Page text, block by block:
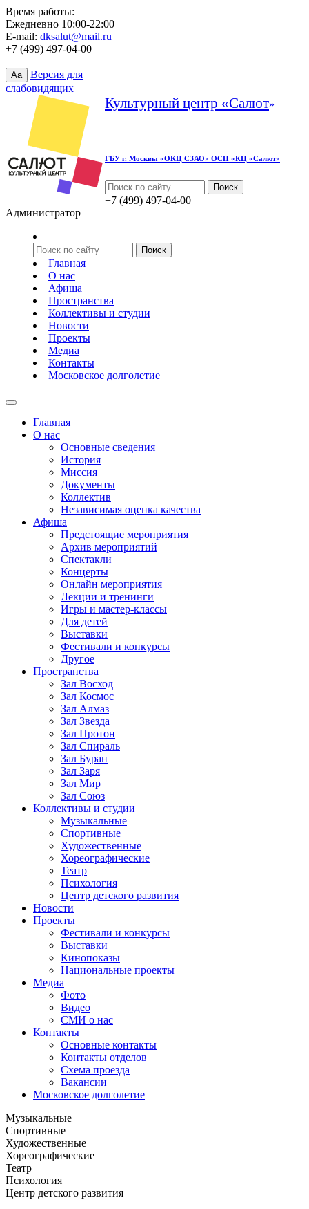
Время работы:
Ежедневно 10:00-22:00
E-mail: dksalut@mail.ru
+7 (499) 497-04-00
Aa
Версия для
слабовидящих
Культурный центр «Салют»
ГБУ г. Москвы «ОКЦ СЗАО» ОСП «КЦ «Салют»
+7 (499) 497-04-00
Администратор
Главная
О нас
Афиша
Пространства
Коллективы и студии
Новости
Проекты
Медиа
Контакты
Московское долголетие
Главная
О нас
Основные сведения
История
Миссия
Документы
Коллектив
Независимая оценка качества
Афиша
Предстоящие мероприятия
Архив мероприятий
Спектакли
Концерты
Онлайн мероприятия
Лекции и тренинги
Игры и мастер-классы
Для детей
Выставки
Фестивали и конкурсы
Другое
Пространства
Зал Восход
Зал Космос
Зал Алмаз
Зал Звезда
Зал Протон
Зал Спираль
Зал Буран
Зал Заря
Зал Мир
Зал Союз
Коллективы и студии
Музыкальные
Спортивные
Художественные
Хореографические
Театр
Психология
Центр детского развития
Новости
Проекты
Фестивали и конкурсы
Выставки
Кинопоказы
Национальные проекты
Медиа
Фото
Видео
СМИ о нас
Контакты
Основные контакты
Контакты отделов
Схема проезда
Вакансии
Московское долголетие
Музыкальные
Спортивные
Художественные
Хореографические
Театр
Психология
Центр детского развития